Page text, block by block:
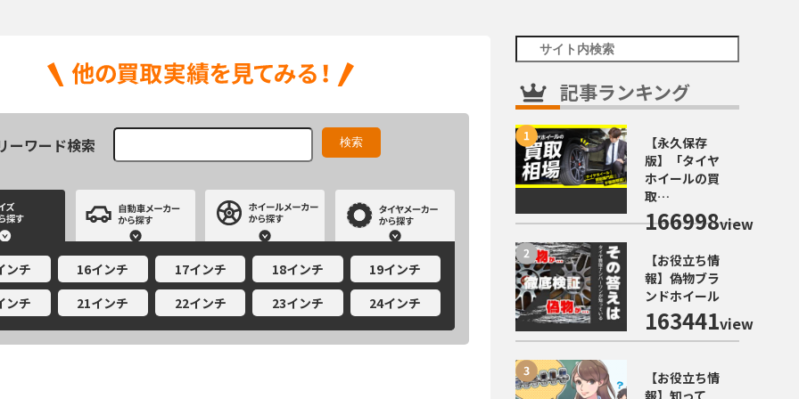
ーワード検索
サイズから探す 自動車メーカーから探す ホイールメーカーから探す
ンチ 16インチ 17インチ 18インチ
19インチ
ンチ
21インチ 22インチ 23インチ 24インチ
記事ランキング
【永久保存
版】「タイヤ
ホイールの買
取…
166998view
【お役立ち情
報】偽物ブラ
ンドホイール
163441view
【お役立ち情